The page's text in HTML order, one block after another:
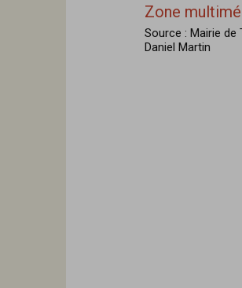
Zone
Source : Mairie
Daniel Martin